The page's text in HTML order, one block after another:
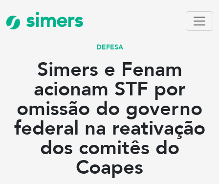
simers
DEFESA
Simers e Fenam
acionam STF por
omissão do governo
federal na reativação
dos comitês do
Coapes